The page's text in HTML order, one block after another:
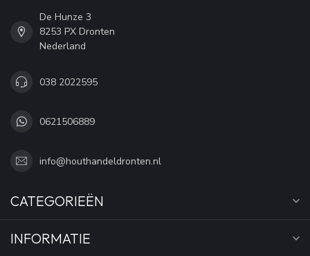
De Hunze 3
8253 PX Dronten
Nederland
038 2022595
0621506889
info@houthandeldronten.nl
CATEGORIEËN
INFORMATIE